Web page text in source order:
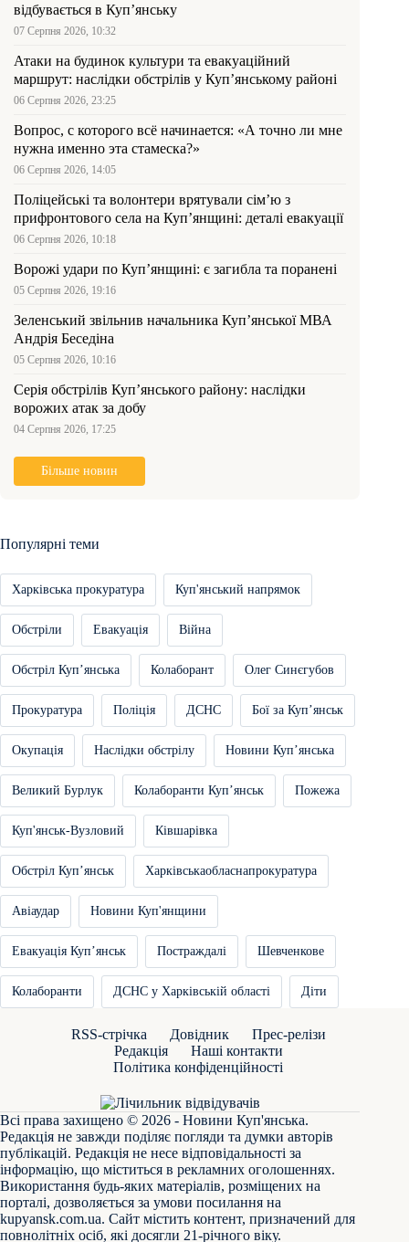
відбувається в Куп’янську
07 Серпня 2026, 10:32
Атаки на будинок культури та евакуаційний
маршрут: наслідки обстрілів у Куп’янському районі
06 Серпня 2026, 23:25
Вопрос, с которого всё начинается: «А точно ли мне
нужна именно эта стамеска?»
06 Серпня 2026, 14:05
Поліцейські та волонтери врятували сім’ю з
прифронтового села на Куп’янщині: деталі евакуації
06 Серпня 2026, 10:18
Ворожі удари по Куп’янщині: є загибла та поранені
05 Серпня 2026, 19:16
Зеленський звільнив начальника Купʼянської МВА
Андрія Беседіна
05 Серпня 2026, 10:16
Серія обстрілів Куп’янського району: наслідки
ворожих атак за добу
04 Серпня 2026, 17:25
Більше новин
Популярні теми
Харківська прокуратура Куп'янський напрямок
Обстріли Евакуація Війна
Обстріл Купʼянська Колаборант Олег Синєгубов
Прокуратура Поліція ДСНС Бої за Купʼянськ
Окупація Наслідки обстрілу Новини Купʼянська
Великий Бурлук Колаборанти Купʼянськ Пожежа
Куп'янськ-Вузловий Ківшарівка
Обстріл Купʼянськ Харківськаобласнапрокуратура
Авіаудар Новини Куп'янщини
Евакуація Купʼянськ Постраждалі Шевченкове
Колаборанти ДСНС у Харківській області Діти
RSS-стрічка Довідник
Прес-релізи
Редакція
Наші контакти
Політика конфіденційності
Всі права захищено © 2026 - Новини Куп'янська.
Редакція не завжди поділяє погляди та думки авторів
публікацій. Редакція не несе відповідальності за
інформацію, що міститься в рекламних оголошеннях.
Використання будь-яких матеріалів, розміщених на
порталі, дозволяється за умови посилання на
kupyansk.com.ua. Сайт містить контент, призначений для
повнолітніх осіб, які досягли 21-річного віку.